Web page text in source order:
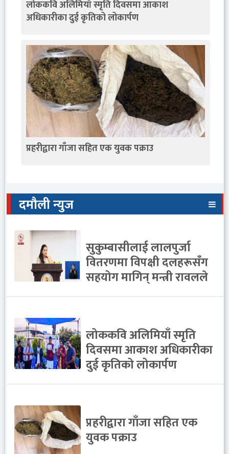
लोककवि अलिमियाँ स्मृति दिवसमा आकाश
अधिकारीका दुई कृतिको लोकार्पण
प्रहरीद्वारा गाँजा सहित एक युवक पक्राउ
दमौली न्युज
सुकुम्बासीलाई लालपुर्जा
वितरणमा विपक्षी दलहरूसँग
सहयोग मागिन् मन्त्री रावलले
लोककवि अलिमियाँ स्मृति
दिवसमा आकाश अधिकारीका
दुई कृतिको लोकार्पण
प्रहरीद्वारा गाँजा सहित एक
युवक पक्राउ